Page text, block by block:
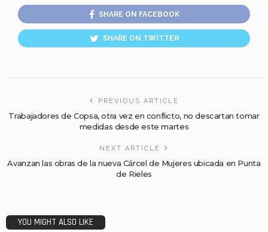
SHARE ON FACEBOOK
SHARE ON TWITTER
PREVIOUS ARTICLE
Trabajadores de Copsa, otra vez en conflicto, no descartan tomar
medidas desde este martes
NEXT ARTICLE
Avanzan las obras de la nueva Cárcel de Mujeres ubicada en Punta
de Rieles
YOU MIGHT ALSO LIKE